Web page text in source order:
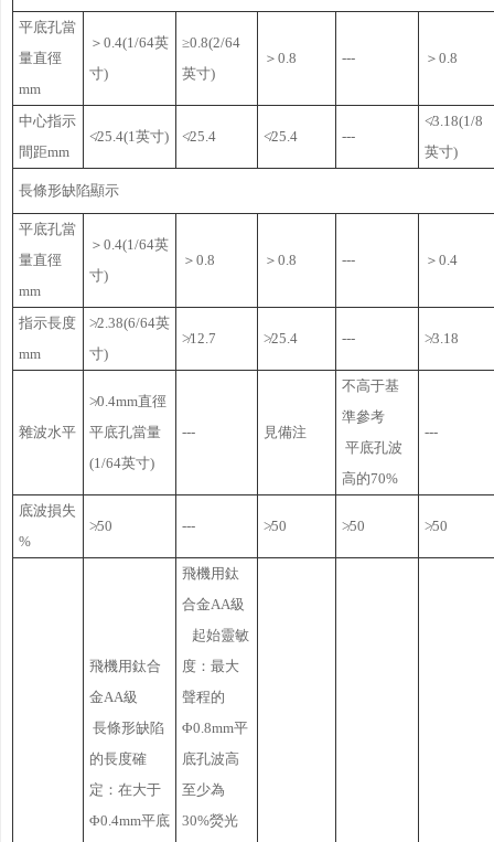
平底孔當
量直徑
mm
＞0.4(1/64英
寸)
≥0.8(2/64
英寸)
＞0.8 --- ＞0.8
中心指示
間距mm
≮25.4(1英寸) ≮25.4 ≮25.4 ---
≮3.18(1/8
英寸)
長條形缺陷顯示
平底孔當
量直徑
mm
＞0.4(1/64英
寸)
＞0.8 ＞0.8 --- ＞0.4
指示長度
mm
≯2.38(6/64英
寸)
≯12.7 ≯25.4 --- ≯3.18
雜波水平
≯0.4mm直徑
平底孔當量
(1/64英寸)
--- 見備注
不高于基
準參考
平底孔波
高的70%
---
底波損失
%
≯50 --- ≯50 ≯50 ≯50
飛機用鈦合
金AA級
長條形缺陷
的長度確
定：在大于
Φ0.4mm平底
飛機用鈦
合金AA級
起始靈敏
度：最大
聲程的
Φ0.8mm平
底孔波高
至少為
30%熒光